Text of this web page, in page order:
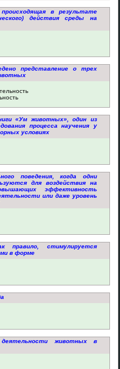
в результате
действия среды на
представление о трех
«Ум животных», один из
процесса научения у
условиях
поведения, когда одни
для воздействия на
эффективность
или даже уровень
правило, стимулируется
в форме
животных в